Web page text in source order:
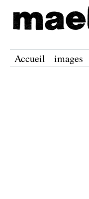
Accueil images